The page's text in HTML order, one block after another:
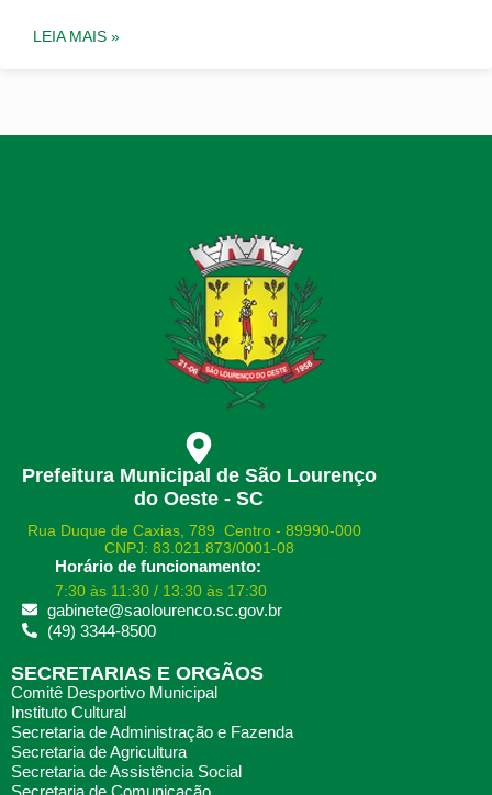
LEIA MAIS »
Prefeitura Municipal de São Lourenço
do Oeste - SC
Rua Duque de Caxias, 789 Centro - 89990-000
CNPJ: 83.021.873/0001-08
Horário de funcionamento:
7:30 às 11:30 / 13:30 às 17:30
gabinete@saolourenco.sc.gov.br
(49) 3344-8500
SECRETARIAS E ORGÃOS
Comitê Desportivo Municipal
Instituto Cultural
Secretaria de Administração e Fazenda
Secretaria de Agricultura
Secretaria de Assistência Social
Secretaria de Comunicação